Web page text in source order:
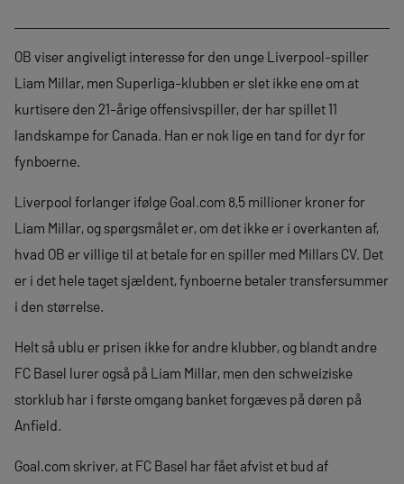
OB viser angiveligt interesse for den unge Liverpool-spiller
Liam Millar, men Superliga-klubben er slet ikke ene om at
kurtisere den 21-årige offensivspiller, der har spillet 11
landskampe for Canada. Han er nok lige en tand for dyr for
fynboerne.
Liverpool forlanger ifølge Goal.com 8,5 millioner kroner for
Liam Millar, og spørgsmålet er, om det ikke er i overkanten af,
hvad OB er villige til at betale for en spiller med Millars CV. Det
er i det hele taget sjældent, fynboerne betaler transfersummer
i den størrelse.
Helt så ublu er prisen ikke for andre klubber, og blandt andre
FC Basel lurer også på Liam Millar, men den schweiziske
storklub har i første omgang banket forgæves på døren på
Anfield.
Goal.com skriver, at FC Basel har fået afvist et bud af